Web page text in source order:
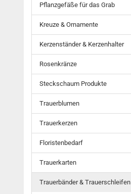
Pflanzgefäße für das Grab
Kreuze & Ornamente
Kerzenständer & Kerzenhalter
Rosenkränze
Steckschaum Produkte
Trauerblumen
Trauerkerzen
Floristenbedarf
Trauerkarten
Trauerbänder & Trauerschleifen